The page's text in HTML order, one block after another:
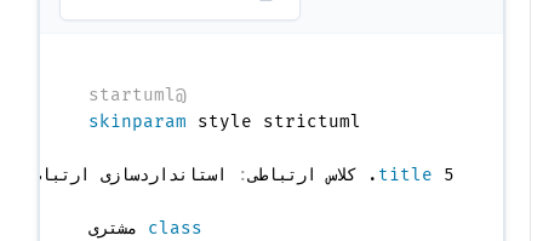
skinparam
style strictuml
title 5. کلاس ارتباطی :
class مشتری